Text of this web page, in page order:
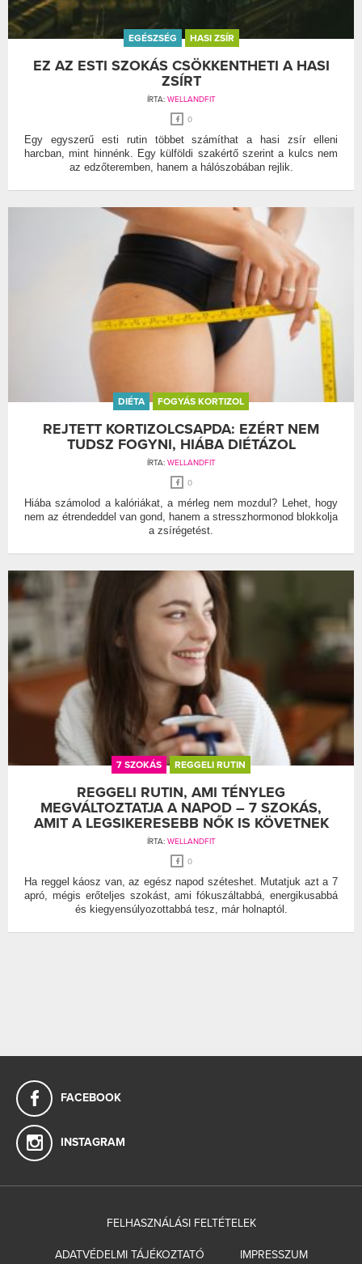
EGÉSZSÉG HASI ZSÍR
EZ AZ ESTI SZOKÁS CSÖKKENTHETI A HASI
ZSÍRT
ÍRTA: WELLANDFIT
0
Egy egyszerű esti rutin többet számíthat a hasi zsír elleni
harcban, mint hinnénk. Egy külföldi szakértő szerint a kulcs nem
az edzőteremben, hanem a hálószobában rejlik.
DIÉTA FOGYÁS KORTIZOL
REJTETT KORTIZOLCSAPDA: EZÉRT NEM
TUDSZ FOGYNI, HIÁBA DIÉTÁZOL
ÍRTA: WELLANDFIT
0
Hiába számolod a kalóriákat, a mérleg nem mozdul? Lehet, hogy
nem az étrendeddel van gond, hanem a stresszhormonod blokkolja
a zsírégetést.
7 SZOKÁS REGGELI RUTIN
REGGELI RUTIN, AMI TÉNYLEG
MEGVÁLTOZTATJA A NAPOD – 7 SZOKÁS,
AMIT A LEGSIKERESEBB NŐK IS KÖVETNEK
ÍRTA: WELLANDFIT
0
Ha reggel káosz van, az egész napod széteshet. Mutatjuk azt a 7
apró, mégis erőteljes szokást, ami fókuszáltabbá, energikusabbá
és kiegyensúlyozottabbá tesz, már holnaptól.
FACEBOOK
INSTAGRAM
FELHASZNÁLÁSI FELTÉTELEK
ADATVÉDELMI TÁJÉKOZTATÓ IMPRESSZUM